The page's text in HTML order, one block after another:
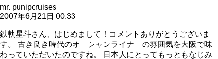
mr. punipcruises
2007年6月21日 00:33
鉄軌星斗さん、はじめまして！コメントありがとうございま
す。 古き良き時代のオーシャンライナーの雰囲気を大阪で味
わっていただいたのですね。 日本人にとってもっともなじみ